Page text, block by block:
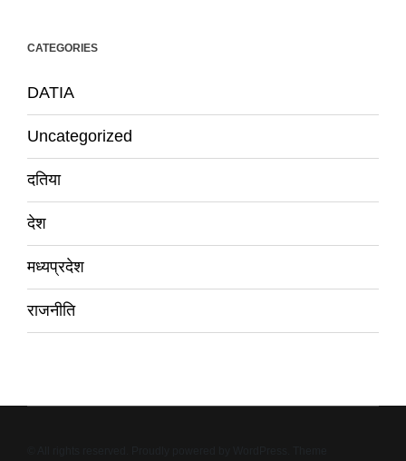
CATEGORIES
DATIA
Uncategorized
दतिया
देश
मध्यप्रदेश
राजनीति